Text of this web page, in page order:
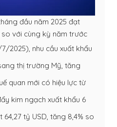
đầu năm 2025 đạt
so với cùng kỳ năm trước
2025), nhu cầu xuất khẩu
thị trường Mỹ, tăng
quan mới có hiệu lực từ
kim ngạch xuất khẩu 6
tỷ USD, tăng 8,4% so